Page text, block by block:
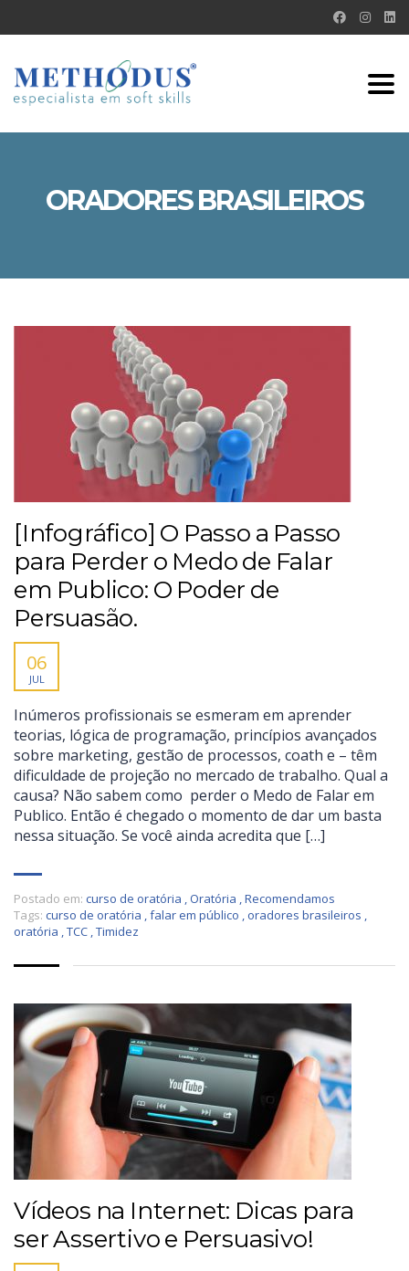
ORADORES BRASILEIROS
[Infográfico] O Passo a Passo
para Perder o Medo de Falar
em Publico: O Poder de
Persuasão.
06
JUL
Inúmeros profissionais se esmeram em aprender
teorias, lógica de programação, princípios avançados
sobre marketing, gestão de processos, coath e – têm
dificuldade de projeção no mercado de trabalho. Qual a
causa? Não sabem como perder o Medo de Falar em
Publico. Então é chegado o momento de dar um basta
nessa situação. Se você ainda acredita que […]
Postado em: curso de oratória ,Oratória ,Recomendamos
Tags: curso de oratória ,falar em público , oradores brasileiros ,
oratória ,TCC ,Timidez
Vídeos na Internet: Dicas para
ser Assertivo e Persuasivo!